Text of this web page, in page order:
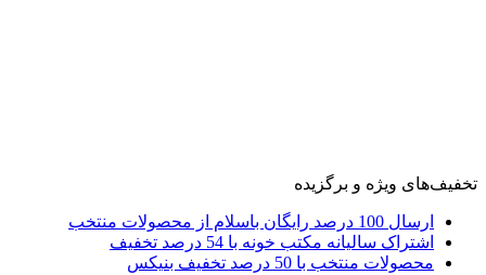
تخفیف‌های ویژه و برگزیده
ارسال 100 درصد رایگان باسلام از محصولات منتخب
اشتراک سالیانه مکتب خونه با 54 درصد تخفیف
محصولات منتخب با 50 درصد تخفیف بنیکس